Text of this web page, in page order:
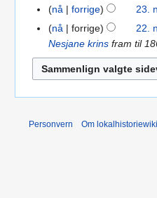
g
e
r
i
f
i
g
e
i
n
s
n
r
e
d
i
r
e
n
r
e
e
2023
nov.
2018
I
g
n
r
e
i
nå forrige 23.
I
n
e
r
22.
nov.
2018
nå forrige 22.
Nesjane krins fram til
Personvern Om